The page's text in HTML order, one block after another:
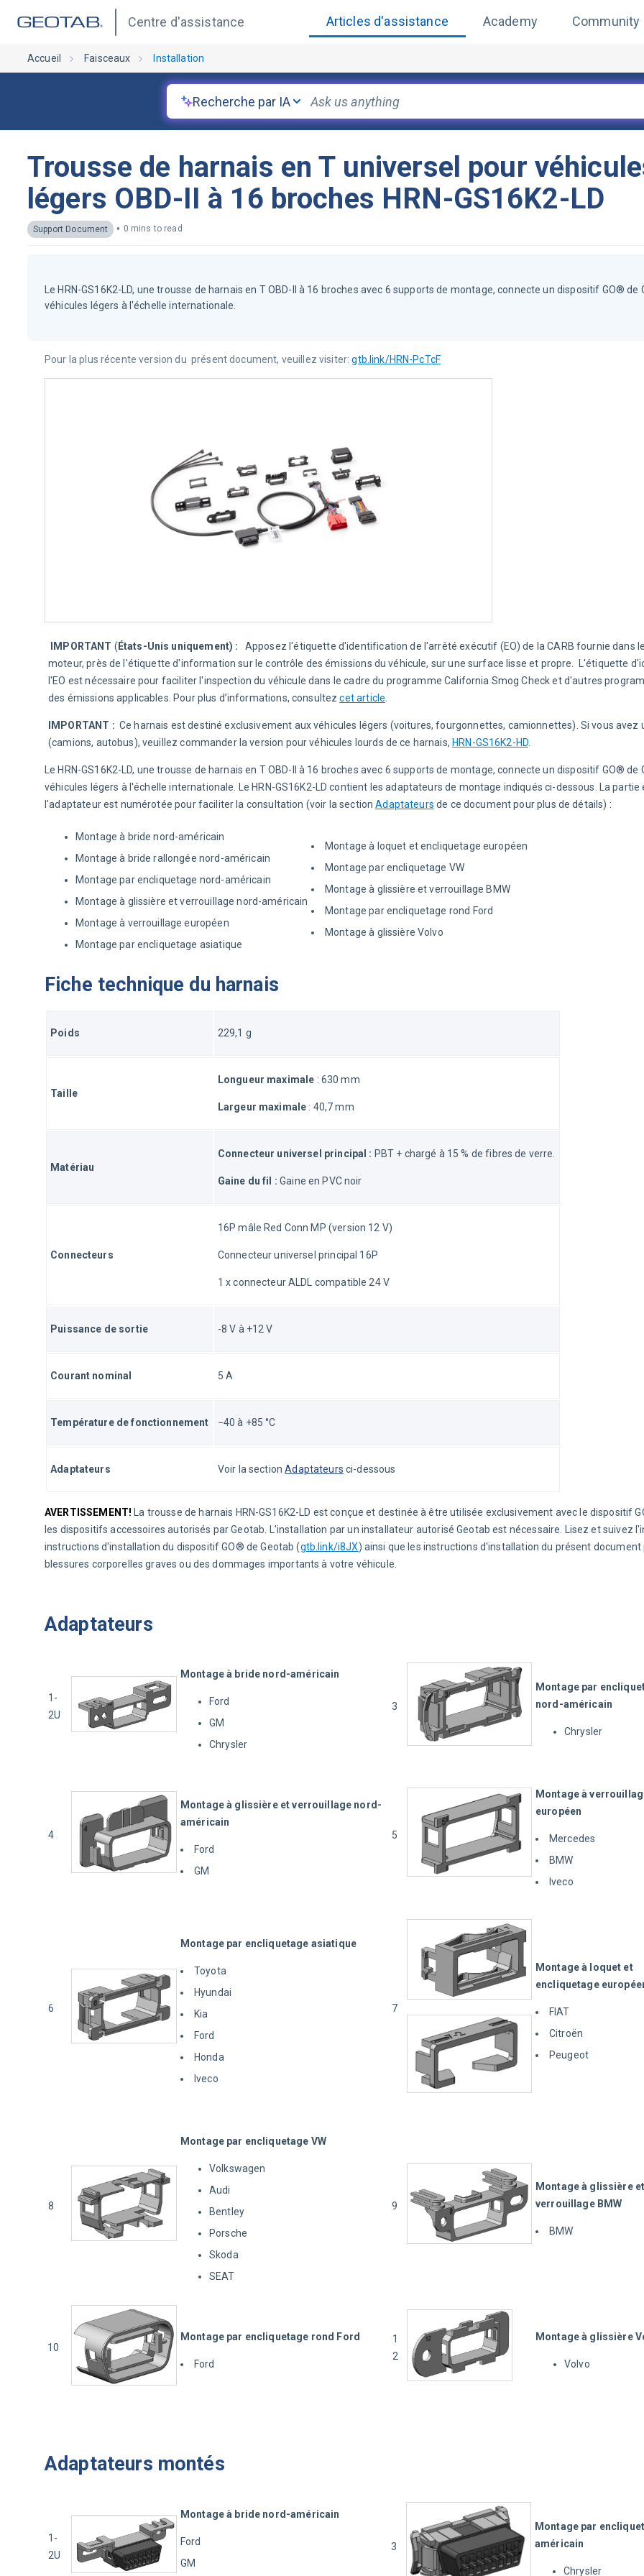
Centre d'assistance Articles d'assistance Academy Community
Accueil Faisceaux Installation
Recherche par IA
Trousse de harnais en T universel pour
légers OBD-II à 16 broches HRN-GS16K2-LD
Support Document • 0 mins to read
Le HRN-GS16K2-LD, une trousse de harnais en T OBD-II à 16 broches avec 6 supports de montage, connecte un dispositif GO® de
véhicules légers à l'échelle internationale.
Pour la plus récente version du présent document, veuillez visiter: gtb.link/HRN-PcTcF
IMPORTANT ( États-Unis uniquement) :
Apposez l'étiquette d'identification de l'arrêté exécutif (EO) de la CARB fournie dans
moteur, près de l'étiquette d'information sur le contrôle des émissions du véhicule, sur une surface lisse et propre.  L'étiquette
l'EO est nécessaire pour faciliter l'inspection du véhicule dans le cadre du programme California Smog Check et d'autres
des émissions applicables. Pour plus d’informations, consultez cet article
IMPORTANT : Ce harnais est destiné exclusivement aux véhicules légers (voitures, fourgonnettes, camionnettes). Si vous avez
(camions, autobus), veuillez commander la version pour véhicules lourds de ce harnais, HRN-GS16K2-HD
Le HRN-GS16K2-LD, une trousse de harnais en T OBD-II à 16 broches avec 6 supports de montage, connecte un dispositif GO® de
véhicules légers à l'échelle internationale. Le HRN-GS16K2-LD contient les adaptateurs de montage indiqués ci-dessous. La partie
l'adaptateur est numérotée pour faciliter la consultation (voir la section Adaptateurs de ce document pour plus de détails) :
Montage à bride nord-américain
Montage à bride rallongée nord-américain
Montage par encliquetage nord-américain
Montage à glissière et verrouillage nord-américain
Montage à verrouillage européen
Montage par encliquetage asiatique
Montage à loquet et encliquetage européen
Montage par encliquetage VW
Montage à glissière et verrouillage BMW
Montage par encliquetage rond Ford
Montage à glissière Volvo
Fiche technique du harnais
Poids 229,1 g
Taille
Longueur maximale : 630 mm
Largeur maximale : 40,7 mm
Matériau
Connecteur universel principal : PBT + chargé à 15 % de fibres de verre.
Gaine du fil : Gaine en PVC noir
Connecteurs
16P mâle Red Conn MP (version 12 V)
Connecteur universel principal 16P
1 x connecteur ALDL compatible 24 V
Puissance de sortie -8 V à +12 V
Courant nominal 5 A
Température de fonctionnement −40 à +85 °C
Adaptateurs Voir la section Adaptateurs ci-dessous
AVERTISSEMENT! La trousse de harnais HRN-GS16K2-LD est conçue et destinée à être utilisée exclusivement avec le dispositif
les dispositifs accessoires autorisés par Geotab. L'installation par un installateur autorisé Geotab est nécessaire. Lisez et suivez
instructions d'installation du dispositif GO® de Geotab (gtb.link/i8JX) ainsi que les instructions d'installation du présent document
blessures corporelles graves ou des dommages importants à votre véhicule.
Adaptateurs
1-
2U
Montage à bride nord-américain
Ford
GM
Chrysler
3
Montage par
nord-américain
Chrysler
4
Montage à glissière et verrouillage nord-
américain
Ford
GM
5
Montage à
européen
Mercedes
BMW
Iveco
6
Montage par encliquetage asiatique
Toyota
Hyundai
Kia
Ford
Honda
Iveco
7
Montage à loquet et
encliquetage
FIAT
Citroën
Peugeot
8
Montage par encliquetage VW
Volkswagen
Audi
Bentley
Porsche
Skoda
SEAT
9
Montage à glissière et
verrouillage BMW
BMW
10
Montage par encliquetage rond Ford
Ford
1
2
Montage à glissière
Volvo
Adaptateurs montés
1-
2U
Montage à bride nord-américain
Ford
GM
3
Montage par
américain
Chrysler